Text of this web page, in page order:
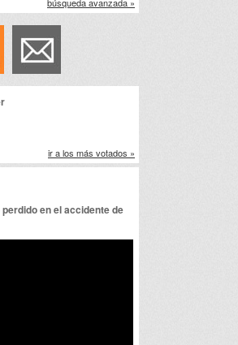
ir a los más votados »
en el accidente de